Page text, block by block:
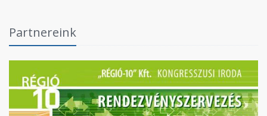
Partnereink